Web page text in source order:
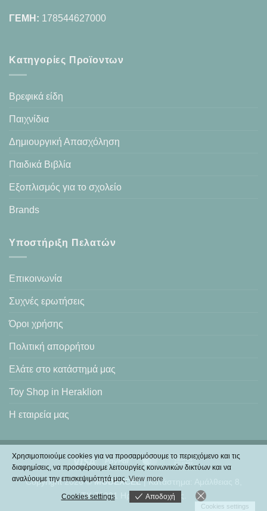
ΓΕΜΗ: 178544627000
Κατηγορίες Προϊοντων
Βρεφικά είδη
Παιχνίδια
Δημιουργική Απασχόληση
Παιδικά Βιβλία
Εξοπλισμός για το σχολείο
Brands
Υποστήριξη Πελατών
Επικοινωνία
Συχνές ερωτήσεις
Όροι χρήσης
Πολιτική απορρήτου
Ελάτε στο κατάστημά μας
Toy Shop in Heraklion
Η εταιρεία μας
Visa PayPal MasterCard
Cash
Copyright 2026 ©MODEXCEL| Κατάστημα: Αμάλθειας 8,
ΤΚ.71201 Ηράκλειο Κρήτης.
Χρησιμοποιούμε cookies για να προσαρμόσουμε το περιεχόμενο και τις
διαφημίσεις, να προσφέρουμε λειτουργίες κοινωνικών δικτύων και να
αναλύουμε την επισκεψιμότητά μας. View more
Cookies settings Αποδοχή
Cookies settings